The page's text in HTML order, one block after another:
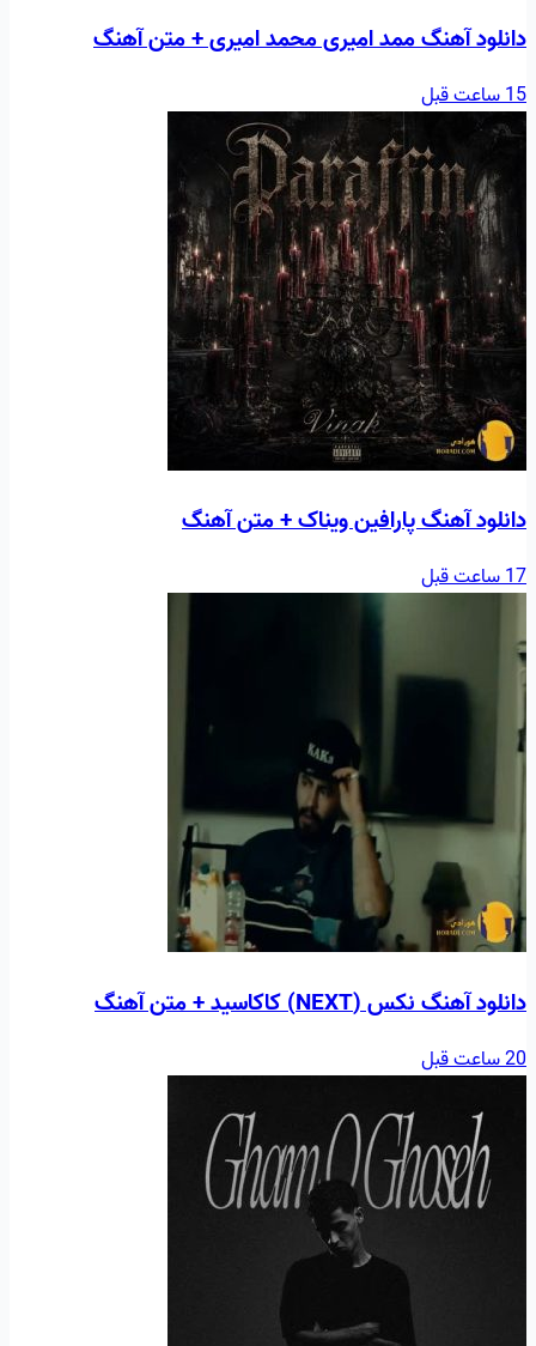
دانلود آهنگ ممد امیری محمد امیری + متن آهنگ
15 ساعت قبل
دانلود آهنگ پارافین ویناک + متن آهنگ
17 ساعت قبل
دانلود آهنگ نکس (NEXT) کاکاسید + متن آهنگ
20 ساعت قبل